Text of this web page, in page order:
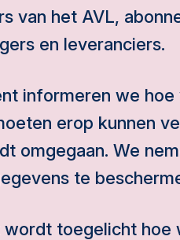
van het AVL,
en leveranciers.
informeren we
erop kunnen
omgegaan. We
te
toegelicht hoe